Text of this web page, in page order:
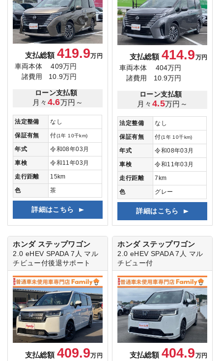
支払総額 419.9万円
車両本体
409万円
諸費用
10.9万円
ローン支払額
月々 4.6万円～
法定整備
なし
保証有無
付(1年 10千km)
年式
令和08年03月
車検
令和11年03月
走行距離
15km
色
茶
詳細はこちら
支払総額 414.9万円
車両本体
404万円
諸費用
10.9万円
ローン支払額
月々 4.5万円～
法定整備
なし
保証有無
付(1年 10千km)
年式
令和08年03月
車検
令和11年03月
走行距離
7km
色
グレー
詳細はこちら
ホンダ ステップワゴン
2.0 eHEV SPADA 7人 マル
チビュー付後退サポート
支払総額 409.9万円
ホンダ ステップワゴン
2.0 eHEV SPADA 7人 マル
チビュー付
支払総額 404.9万円